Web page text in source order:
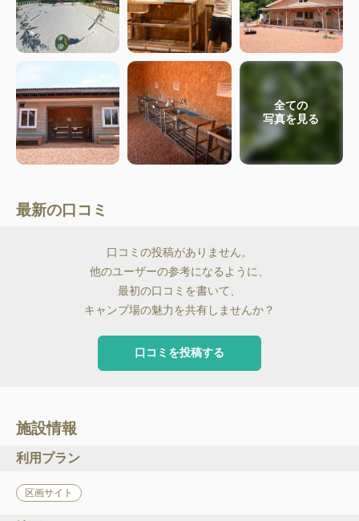
全ての
写真を見る
最新の口コミ
口コミの投稿がありません。
他のユーザーの参考になるように、
最初の口コミを書いて、
キャンプ場の魅力を共有しませんか？
口コミを投稿する
施設情報
利用プラン
区画サイト